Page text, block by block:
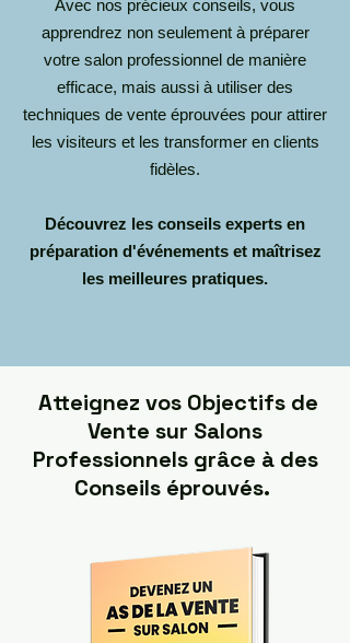
Avec nos précieux conseils, vous
apprendrez non seulement à préparer
votre salon professionnel de manière
efficace, mais aussi à utiliser des
techniques de vente éprouvées pour attirer
les visiteurs et les transformer en clients
fidèles.
Découvrez les conseils experts en
préparation d'événements et maîtrisez
les meilleures pratiques.
Atteignez vos Objectifs de
Vente sur Salons
Professionnels grâce à des
Conseils éprouvés.